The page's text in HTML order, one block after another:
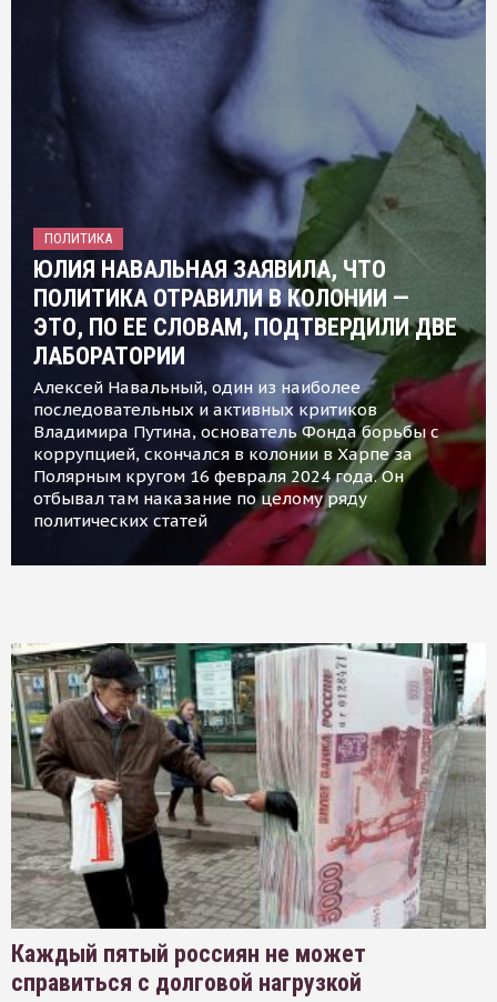
ПОЛИТИКА
ЮЛИЯ НАВАЛЬНАЯ ЗАЯВИЛА, ЧТО
ПОЛИТИКА ОТРАВИЛИ В КОЛОНИИ —
ЭТО, ПО ЕЕ СЛОВАМ, ПОДТВЕРДИЛИ ДВЕ
ЛАБОРАТОРИИ
Алексей Навальный, один из наиболее
последовательных и активных критиков
Владимира Путина, основатель Фонда борьбы с
коррупцией, скончался в колонии в Харпе за
Полярным кругом 16 февраля 2024 года. Он
отбывал там наказание по целому ряду
политических статей
Каждый пятый россиян не может
справиться с долговой нагрузкой